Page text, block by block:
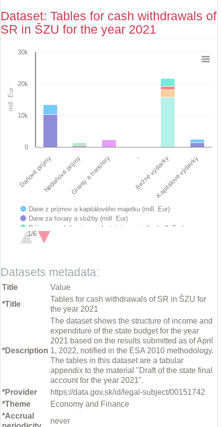
Dataset: Tables for cash withdrawals of
SR in ŠZU for the year 2021
Bar chart with 12 data series.
View as data table, Chart
The chart has 1 X axis displaying categories.
The chart has 1 Y axis displaying mill. Eur. Data ranges from 0
mill. Eur
Dane z príjmov a kapitálového majetku (mill. Eur)
Dane za tovary a služby (mill. Eur)
Príjmy z podnikania a z vlastníctva majetku (mill. Eur)
Administratívne poplatky a iné poplatky a platby (mill. Eur)
Poistné a príspevok do poisťovní (mill. Eur)
Tovary a služby (mill. Eur)
Obstarávanie kapitálových aktív (mill. Eur)
Kapitálové transfery (mill. Eur)
1/6
Daňové príjmyNedaňové príjmyGranty a transféry -Bežné výdavkyKapitálové výdavky
0
10k
20k
30k
Datasets metadata:
Title
Value
*Title
Tables for cash withdrawals of SR in ŠZU for
the year 2021
*Description
The dataset shows the structure of income and
expenditure of the state budget for the year
2021 based on the results submitted as of April
1, 2022, notified in the ESA 2010 methodology.
The tables in this dataset are a tabular
appendix to the material "Draft of the state final
account for the year 2021".
*Provider
https://data.gov.sk/id/legal-subject/00151742
*Theme
Economy and Finance
*Accrual
never